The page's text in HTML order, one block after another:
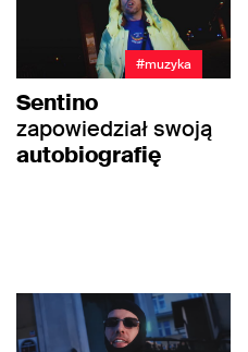
#muzyka
Sentino
zapowiedział swoją
autobiografię